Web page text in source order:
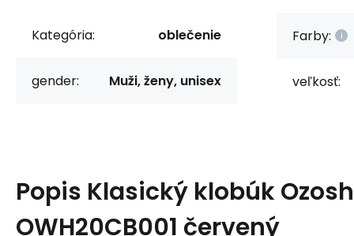
Kategória: oblečenie
gender: Muži, ženy, unisex
Farby:
veľkosť:
Popis Klasický klobúk
OWH20CB001 červený